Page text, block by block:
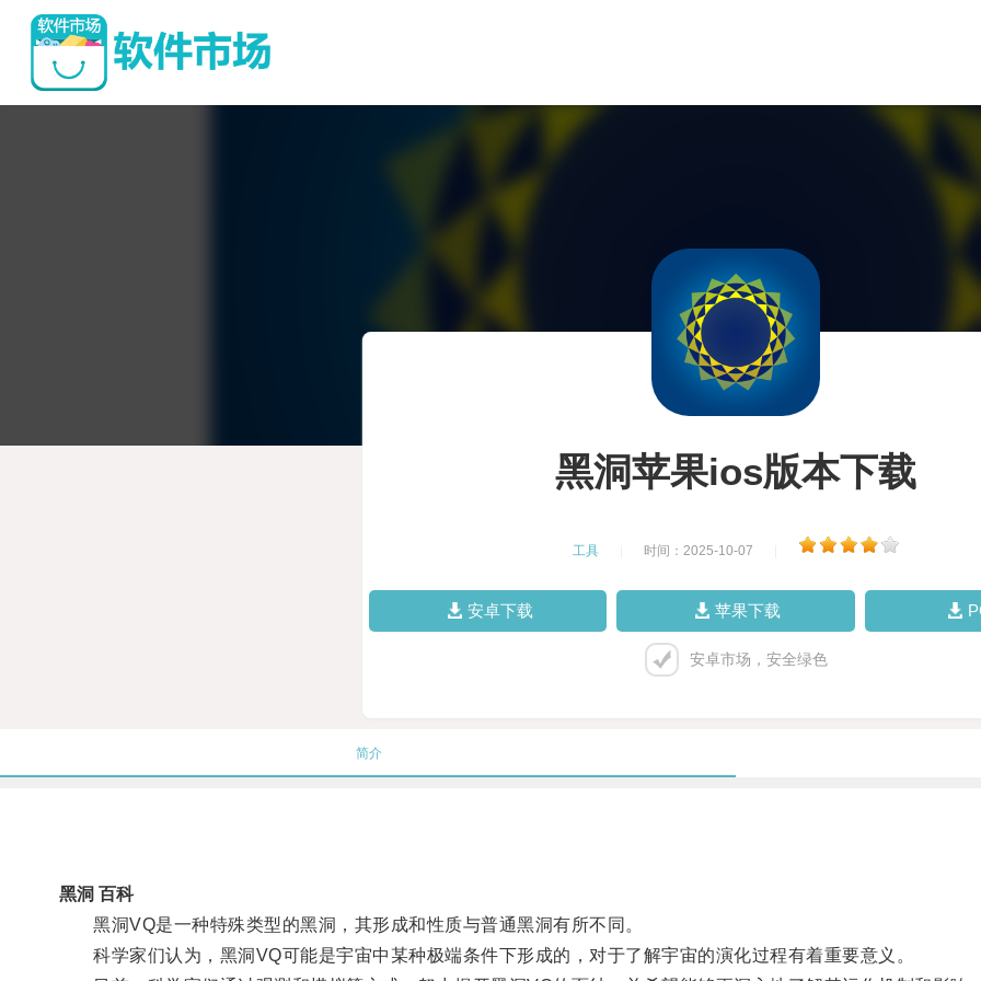
黑洞苹果ios版本下载
工具 时间：2025-10-07
安卓下载 苹果下载
安卓市场，安全绿色
简介
黑洞 百科
黑洞VQ是一种特殊类型的黑洞，其形成和性质与普通黑洞有所不同。
科学家们认为，黑洞VQ可能是宇宙中某种极端条件下形成的，对于了解宇宙的演化过程有着重要意义。